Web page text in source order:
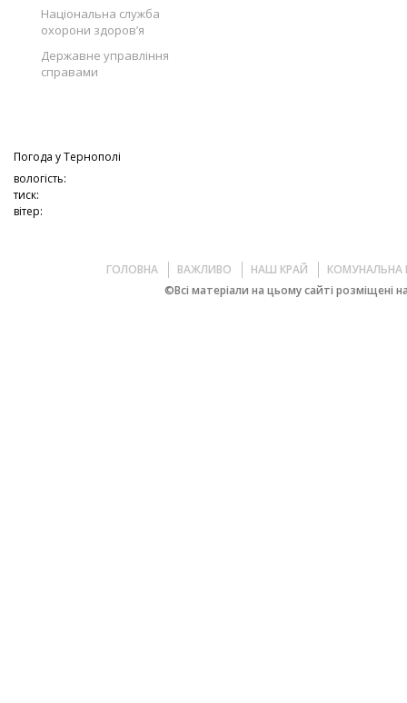
Національна служба
охорони здоров’я
Державне управління
справами
Погода уТернополі
вологість:
тиск:
вітер:
ГОЛОВНА ВАЖЛИВО НАШ КРАЙ
КОМУНАЛЬНА
©Всі матеріали на цьому сайті розміщені